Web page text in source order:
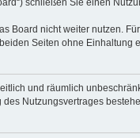
schließen Sie einen
Board nicht weiter nutzen.
Seiten ohne Einhaltung
und räumlich
Nutzungsvertrages